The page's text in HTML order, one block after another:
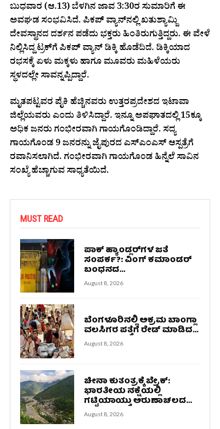
ಬುಧವಾರ (ಆ.13) ಬೆಳಗಿನ ಜಾವ 3:30ರ ಸುಮಾರಿಗೆ ಈ
ಅವಘಡ ಸಂಭವಿಸಿದೆ. ಪಿಕಪ್ ವ್ಯಾನ್‌ನಲ್ಲಿ ಖತುಶ್ಯಾಮ್ಜಿ
ದೇವಸ್ಥಾನದ ದರ್ಶನ ಪಡೆದು ಭಕ್ತರು ಹಿಂತಿರುಗುತ್ತಿದ್ದರು. ಈ ವೇಳೆ
ನಿಲ್ಲಿಸಿದ್ದ ಟ್ರಕ್‌ಗೆ ಪಿಕಪ್ ವ್ಯಾನ್ ಡಿಕ್ಕಿ ಹೊಡೆದಿದೆ. ಡಿಕ್ಕಿಯಾದ
ರಭಸಕ್ಕೆ ಏಳು ಮಕ್ಕಳು ಹಾಗೂ ಮೂವರು ಮಹಿಳೆಯರು
ಸ್ಥಳದಲ್ಲೇ ಸಾವನ್ನಪ್ಪಿದ್ದಾರೆ.
ಮೃತಪಟ್ಟವರ ಪೈಕಿ ಹೆಚ್ಚಿನವರು ಉತ್ತರಪ್ರದೇಶದ ಇಟಾವಾ
ಜಿಲ್ಲೆಯವರು ಎಂದು ತಿಳಿಸಿದ್ದಾರೆ. ಇನ್ನೂ ಅಪಘಾತದಲ್ಲಿ 15ಕ್ಕೂ
ಅಧಿಕ ಜನರು ಗಂಭೀರವಾಗಿ ಗಾಯಗೊಂಡಿದ್ದಾರೆ. ಸದ್ಯ
ಗಾಯಗೊಂಡ 9 ಜನರನ್ನು ಜೈಪುರದ ಎಸ್‌ಎಂಎಸ್ ಆಸ್ಪತ್ರೆಗೆ
ರವಾನಿಸಲಾಗಿದೆ. ಗಂಭೀರವಾಗಿ ಗಾಯಗೊಂಡ ಹಿನ್ನೆಲೆ ಸಾವಿನ
ಸಂಖ್ಯೆ ಹೆಚ್ಚಾಗುವ ಸಾಧ್ಯತೆಯಿದೆ.
MUST READ
ಪಾಕ್ ಹ್ಯಾಂಡ್ಲರ್‌ಗಳ ಜತೆ
ಸಂಪರ್ಕ?: ವಿಂಗ್ ಕಮಾಂಡರ್
ಬಂಧನದ...
August 8, 2026
ಬೆಂಗಳೂರಿನಲ್ಲಿ ಅಕ್ರಮ ಬಾಂಗ್ಲಾ
ವಲಸಿಗರ ಪತ್ತೆಗೆ ರೇಡ್‌ ಮಾಡಿದ...
August 8, 2026
ಚೀನಾ ಕುತಂತ್ರಕ್ಕೆ ಬ್ರೇಕ್:
ಭಾರತೀಯ ನಕ್ಷೆಯಲ್ಲಿ
ಗಟ್ಟಿಯಾಯ್ತು ಅರುಣಾಚಲದ...
August 8, 2026